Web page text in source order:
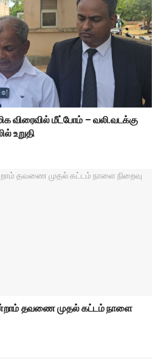
விரைவில் மீட்போம் – வலி.வடக்கு
உறுதி
தவணை முதல் கட்டம் நாளை